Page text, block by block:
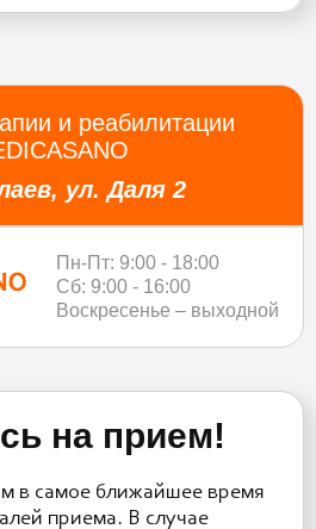
и реабилитации
ул. Даля 2
Пн-Пт: 9:00 - 18:00
Сб: 9:00 - 16:00
Воскресенье – выходной
на прием!
в самое ближайшее время
приема. В случае